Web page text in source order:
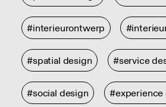
#interieurontwerp
#spatial design #service
#social design #experience